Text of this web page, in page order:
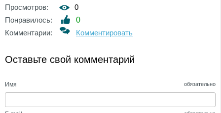
Просмотров:
0
Понравилось:
0
Комментарии:
Комментировать
Оставьте свой комментарий
Имя обязательно